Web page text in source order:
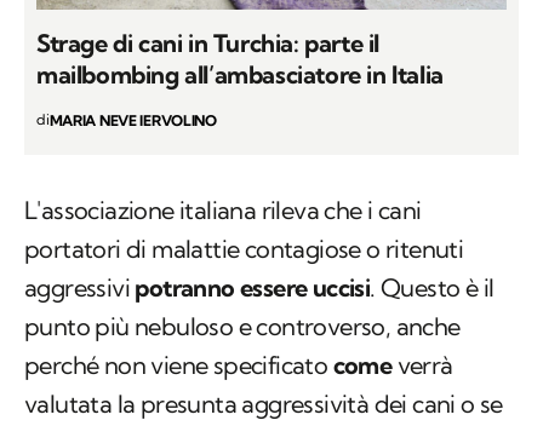
Strage di cani in Turchia: parte il
mailbombing all’ambasciatore in Italia
diMARIA NEVE IERVOLINO
L'associazione italiana rileva che i cani
portatori di malattie contagiose o ritenuti
aggressivi potranno essere uccisi. Questo è il
punto più nebuloso e controverso, anche
perché non viene specificato comeverrà
valutata la presunta aggressività dei cani o se